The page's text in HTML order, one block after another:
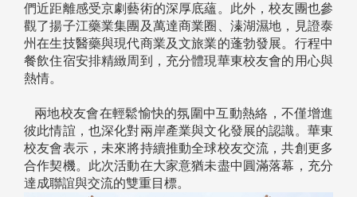
們近距離感受京劇藝術的深厚底蘊。此外，校友團也參
觀了揚子江藥業集團及萬達商業圈、溱湖濕地，見證泰
州在生技醫藥與現代商業及文旅業的蓬勃發展。行程中
餐飲住宿安排精緻周到，充分體現華東校友會的用心與
熱情。
兩地校友會在輕鬆愉快的氛圍中互動熱絡，不僅增進
彼此情誼，也深化對兩岸產業與文化發展的認識。華東
校友會表示，未來將持續推動全球校友交流，共創更多
合作契機。此次活動在大家意猶未盡中圓滿落幕，充分
達成聯誼與交流的雙重目標。